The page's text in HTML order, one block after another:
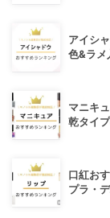
アイシ
色&ラメ
マニキ
乾タイ
口紅お
プラ・